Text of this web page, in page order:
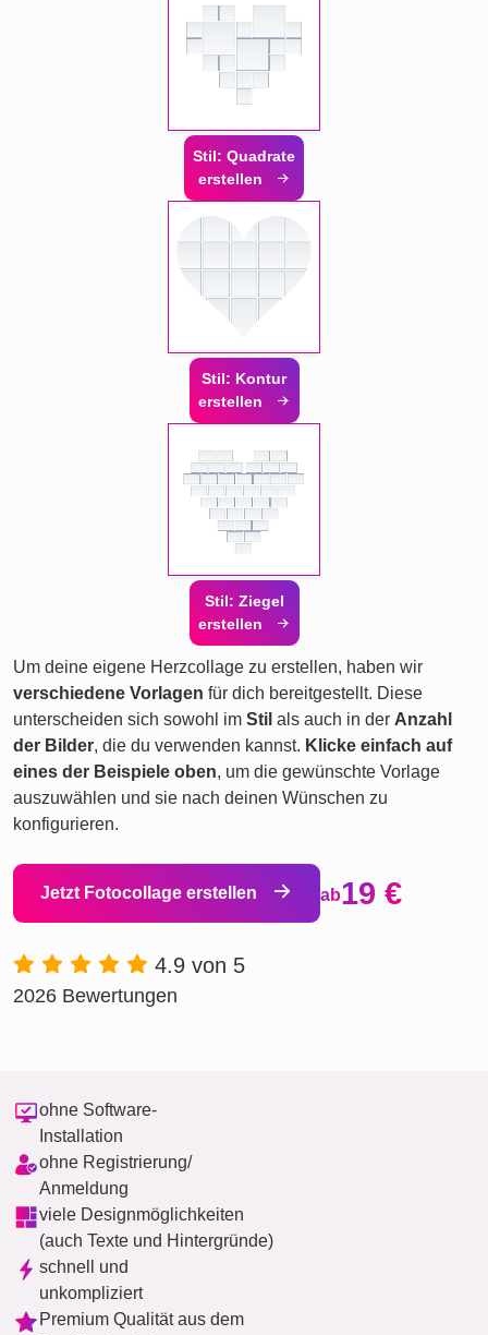
Stil: Quadrate
erstellen
Stil: Kontur
erstellen
Stil: Ziegel
erstellen
Um deine eigene Herzcollage zu erstellen, haben wir
verschiedene Vorlagen für dich bereitgestellt. Diese
unterscheiden sich sowohl im Stil als auch in der Anzahl
der Bilder, die du verwenden kannst. Klicke einfach auf
eines der Beispiele oben, um die gewünschte Vorlage
auszuwählen und sie nach deinen Wünschen zu
konfigurieren.
Jetzt Fotocollage erstellen ab19 €
4.9 von 5
2026 Bewertungen
ohne Software-
Installation
ohne Registrierung/
Anmeldung
viele Designmöglichkeiten
(auch Texte und Hintergründe)
schnell und
unkompliziert
Premium Qualität aus dem